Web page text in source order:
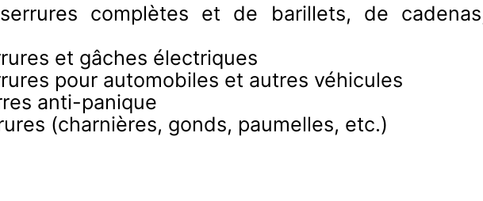
complètes et de barillets, de
et gâches électriques
pour automobiles et autres véhicules
anti-panique
(charnières, gonds, paumelles, etc.)